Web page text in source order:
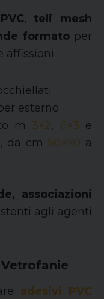
, teli mesh
formatoper
affissioni.
esterno
m 3×2, 6×3 e
da cm50×70 a
associazioni
agli agenti
adesivi PVC